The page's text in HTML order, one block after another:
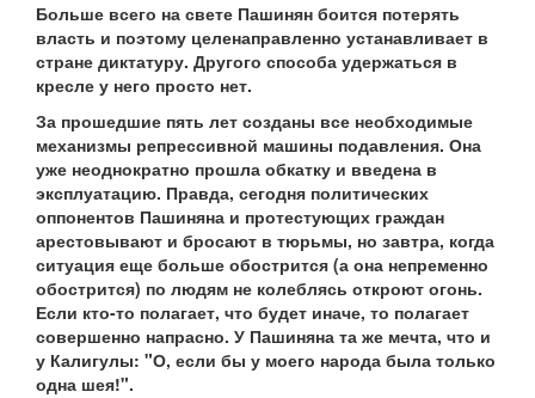
Больше всего на свете Пашинян боится потерять
власть и поэтому целенаправленно устанавливает в
стране диктатуру. Другого способа удержаться в
кресле у него просто нет.
За прошедшие пять лет созданы все необходимые
механизмы репрессивной машины подавления. Она
уже неоднократно прошла обкатку и введена в
эксплуатацию. Правда, сегодня политических
оппонентов Пашиняна и протестующих граждан
арестовывают и бросают в тюрьмы, но завтра, когда
ситуация еще больше обострится (а она непременно
обострится) по людям не колеблясь откроют огонь.
Если кто-то полагает, что будет иначе, то полагает
совершенно напрасно. У Пашиняна та же мечта, что и
у Калигулы: "О, если бы у моего народа была только
одна шея!".